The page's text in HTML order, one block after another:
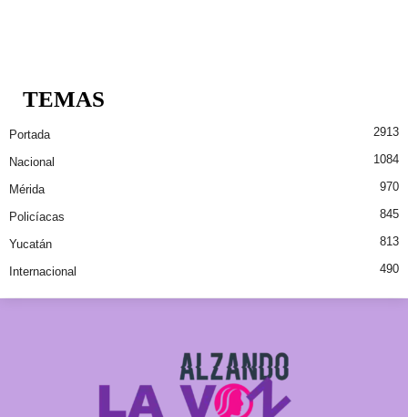
TEMAS
Portada 2913
Nacional 1084
Mérida 970
Policíacas 845
Yucatán 813
Internacional 490